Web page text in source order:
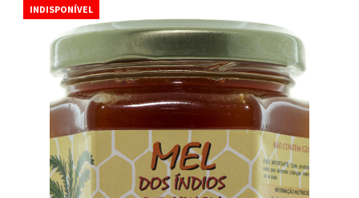
INDISPONÍVEL